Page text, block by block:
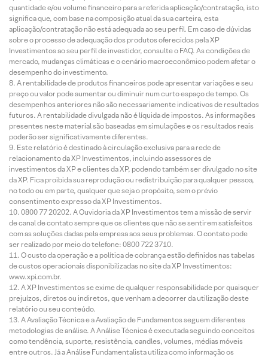
quantidade e/ou volume financeiro para a referida aplicação/contratação, isto
significa que, com base na composição atual da sua carteira, esta
aplicação/contratação não está adequada ao seu perfil. Em caso de dúvidas
sobre o processo de adequação dos produtos oferecidos pela XP
Investimentos ao seu perfil de investidor, consulte o FAQ. As condições de
mercado, mudanças climáticas e o cenário macroeconômico podem afetar o
desempenho do investimento.
A rentabilidade de produtos financeiros pode apresentar variações e seu
preço ou valor pode aumentar ou diminuir num curto espaço de tempo. Os
desempenhos anteriores não são necessariamente indicativos de resultados
futuros. A rentabilidade divulgada não é líquida de impostos. As informações
presentes neste material são baseadas em simulações e os resultados reais
poderão ser significativamente diferentes.
Este relatório é destinado à circulação exclusiva para a rede de
relacionamento da XP Investimentos, incluindo assessores de
investimentos da XP e clientes da XP, podendo também ser divulgado no site
da XP. Fica proibida sua reprodução ou redistribuição para qualquer pessoa,
no todo ou em parte, qualquer que seja o propósito, sem o prévio
consentimento expresso da XP Investimentos.
0800 77 20202. A Ouvidoria da XP Investimentos tem a missão de servir
de canal de contato sempre que os clientes que não se sentirem satisfeitos
com as soluções dadas pela empresa aos seus problemas. O contato pode
ser realizado por meio do telefone: 0800 722 3710.
O custo da operação e a política de cobrança estão definidos nas tabelas
de custos operacionais disponibilizadas no site da XP Investimentos:
www.xpi.com.br.
A XP Investimentos se exime de qualquer responsabilidade por quaisquer
prejuízos, diretos ou indiretos, que venham a decorrer da utilização deste
relatório ou seu conteúdo.
A Avaliação Técnica e a Avaliação de Fundamentos seguem diferentes
metodologias de análise. A Análise Técnica é executada seguindo conceitos
como tendência, suporte, resistência, candles, volumes, médias móveis
entre outros. Já a Análise Fundamentalista utiliza como informação os